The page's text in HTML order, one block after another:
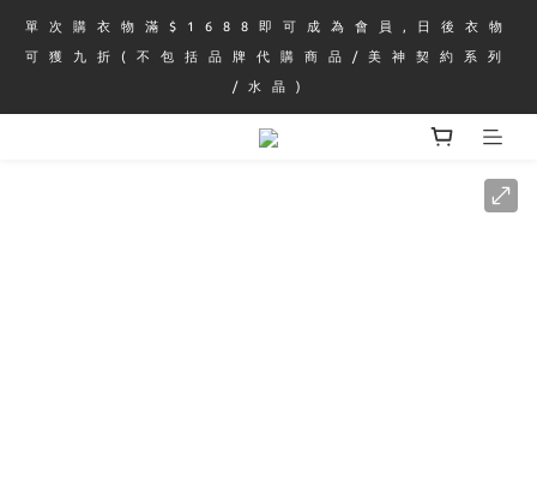
單 次 購 衣 物 滿 $ 1 6 8 8 即 可 成 為 會 員 , 日 後 衣 物
可 獲 九 折 ( 不 包 括 品 牌 代 購 商 品 / 美 神 契 約 系 列
/ 水 晶 )